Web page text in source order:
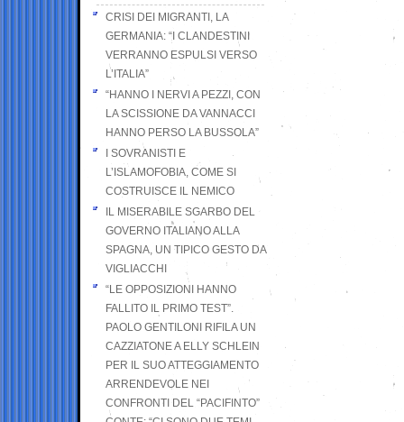
CRISI DEI MIGRANTI, LA
GERMANIA: “I CLANDESTINI
VERRANNO ESPULSI VERSO
L’ITALIA”
“HANNO I NERVI A PEZZI, CON
LA SCISSIONE DA VANNACCI
HANNO PERSO LA BUSSOLA”
I SOVRANISTI E
L’ISLAMOFOBIA, COME SI
COSTRUISCE IL NEMICO
IL MISERABILE SGARBO DEL
GOVERNO ITALIANO ALLA
SPAGNA, UN TIPICO GESTO DA
VIGLIACCHI
“LE OPPOSIZIONI HANNO
FALLITO IL PRIMO TEST”.
PAOLO GENTILONI RIFILA UN
CAZZIATONE A ELLY SCHLEIN
PER IL SUO ATTEGGIAMENTO
ARRENDEVOLE NEI
CONFRONTI DEL “PACIFINTO”